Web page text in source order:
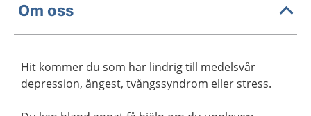
Om oss
Hit kommer du som har lindrig till medelsvår
depression, ångest, tvångssyndrom eller stress.